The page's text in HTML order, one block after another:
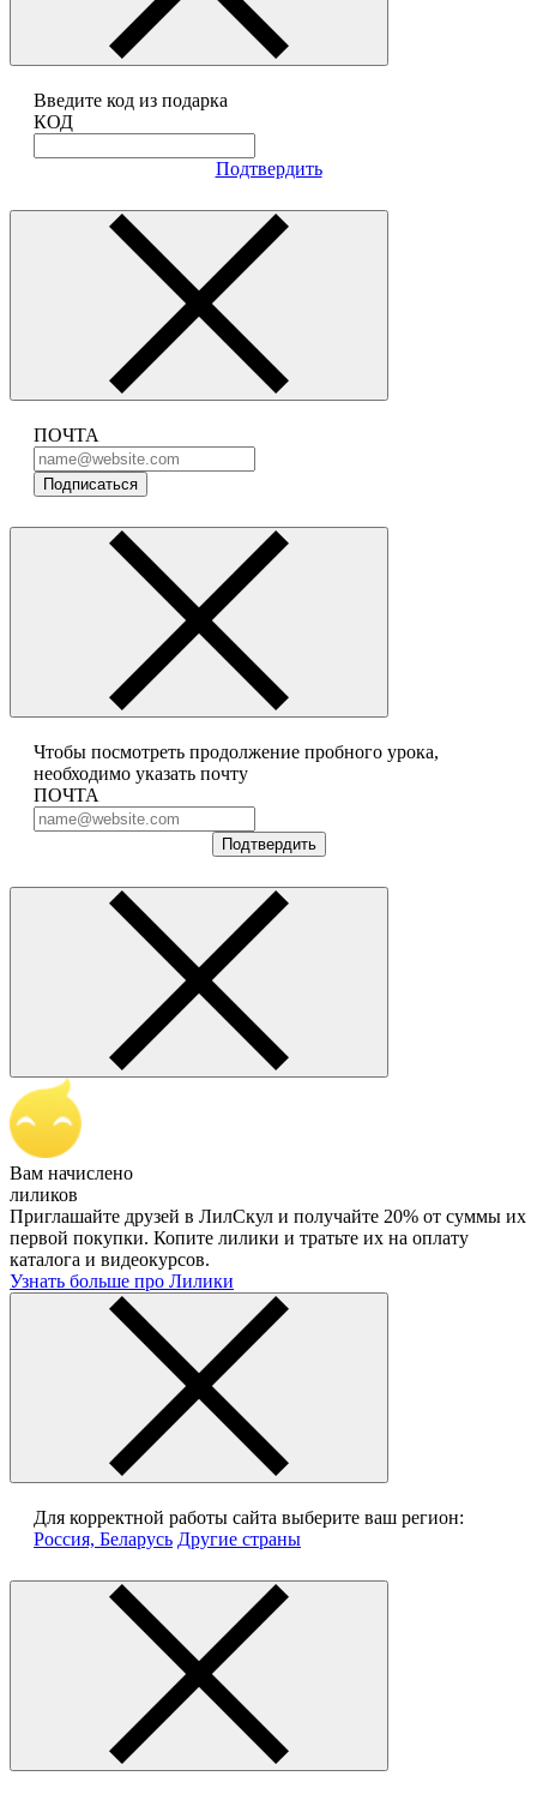
Введите код из подарка
КОД
Подтвердить
ПОЧТА
Подписаться
Чтобы посмотреть продолжение пробного урока,
необходимо указать почту
ПОЧТА
Подтвердить
Вам начислено
лиликов
Приглашайте друзей в ЛилСкул и получайте 20% от суммы их
первой покупки. Копите лилики и тратьте их на оплату
каталога и видеокурсов.
Узнать больше про Лилики
Для корректной работы сайта выберите ваш регион:
Россия, Беларусь Другие страны